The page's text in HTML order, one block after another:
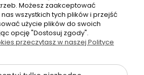
+48 605 141 363
Możesz zaakceptować
wszystkich tych plików i przejść
użycie plików do swoich
opcję "Dostosuj zgody".
przeczytasz w naszej Polityce